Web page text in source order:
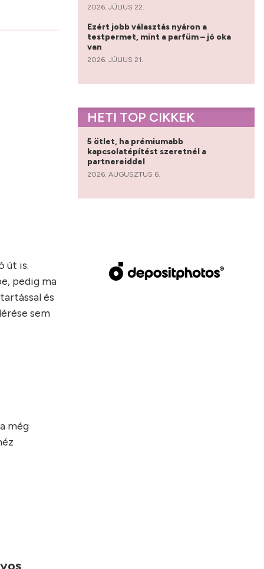
út is.
pedig ma
és
sem
még
2026. JÚLIUS 22.
Ezért jobb választás nyáron a
testpermet, mint a parfüm – jó oka
van
2026. JÚLIUS 21.
HETI TOP CIKKEK
5 ötlet, ha prémiumabb
kapcsolatépítést szeretnél a
partnereiddel
2026. AUGUSZTUS 6.